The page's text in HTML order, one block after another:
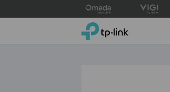
to
TP-Link, Reliably Smart